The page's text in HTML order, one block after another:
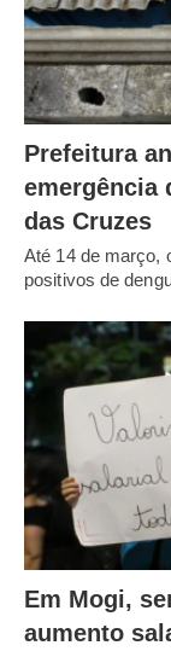
Prefeitura
emergência
das Cruzes
Até 14 de março,
positivos de
Em Mogi,
aumento